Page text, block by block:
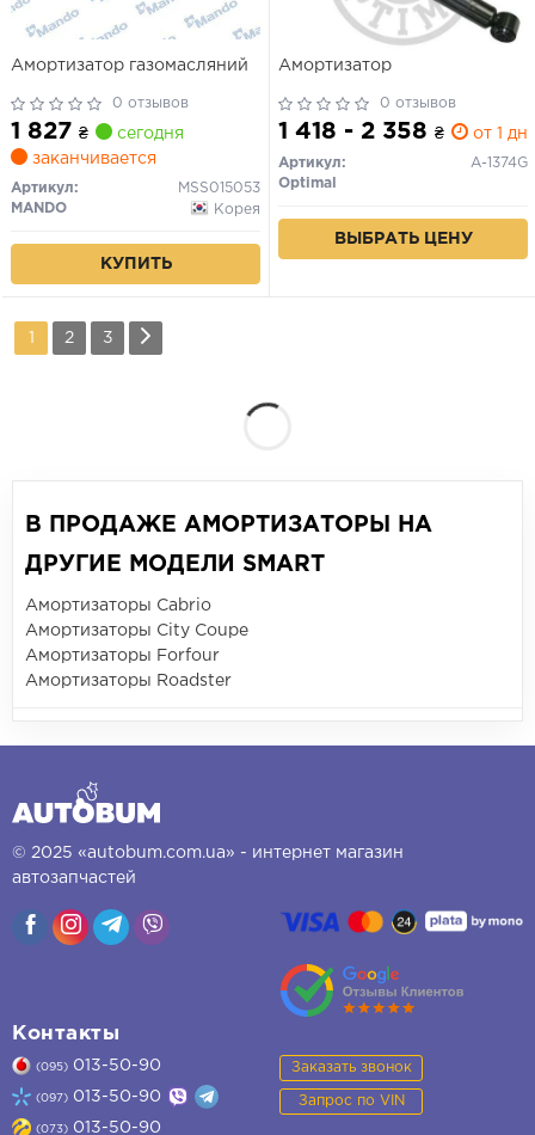
Амортизатор газомасляний
0 отзывов
1 827 ₴
сегодня
заканчивается
Артикул:
MSS015053
MANDO
Корея
КУПИТЬ
Амортизатор
0 отзывов
1 418 - 2 358 ₴ от 1 дн.
Артикул:
A-1374G
Optimal
ВЫБРАТЬ ЦЕНУ
1 2 3
В ПРОДАЖЕ АМОРТИЗАТОРЫ НА
ДРУГИЕ МОДЕЛИ SMART
Амортизаторы Cabrio
Амортизаторы City Coupe
Амортизаторы Forfour
Амортизаторы Roadster
© 2025 «autobum.com.ua» - интернет магазин
автозапчастей
Контакты
(095) 013-50-90
(097) 013-50-90
(073) 013-50-90
Заказать звонок
Запрос по VIN